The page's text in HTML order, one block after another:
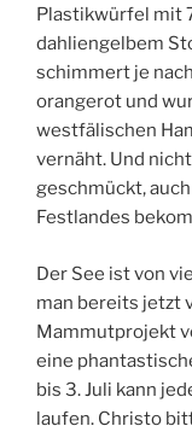
Plastikwürfel mit
dahliengelbem
schimmert je
orangerot und
westfälischen
vernäht. Und
geschmückt,
Festlandes
Der See ist von
man bereits jetzt
Mammutprojekt
eine
bis 3. Juli kann
laufen. Christo